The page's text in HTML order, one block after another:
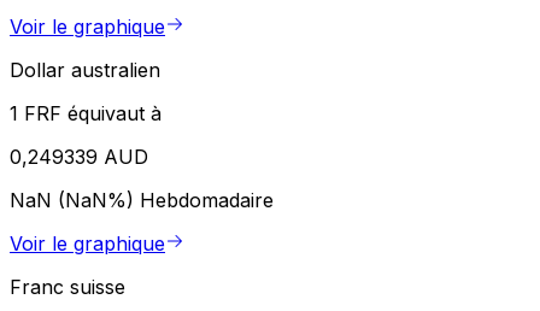
Voir le graphique
Dollar australien
1 FRF équivaut à
0,249339 AUD
NaN (NaN%) Hebdomadaire
Voir le graphique
Franc suisse